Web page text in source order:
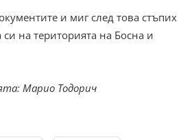
и миг след това стъпих
на територията на Босна и
Марио Тодорич